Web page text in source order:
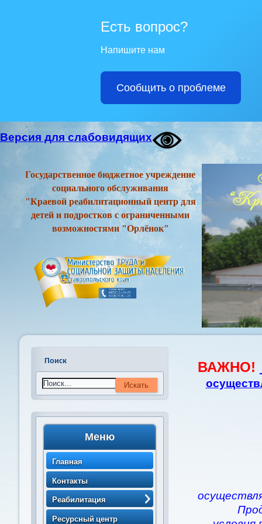
Есть вопрос?
Напишите нам
Сообщить о проблеме
Версия для слабовидящих
Государственное бюджетное учреждение
социального обслуживания
"Краевой реабилитационный центр для
детей и подростков с ограниченными
возможностями "Орлёнок"
Поиск
Меню
Главная
Контакты
Реабилитация
> Порядок направления
Ресурсный центр
ВАЖНО!